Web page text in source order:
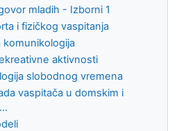
mladih - Izborni 1
i fizičkog vaspitanja
komunikologija
aktivnosti
slobodnog vremena
vaspitača u domskim i